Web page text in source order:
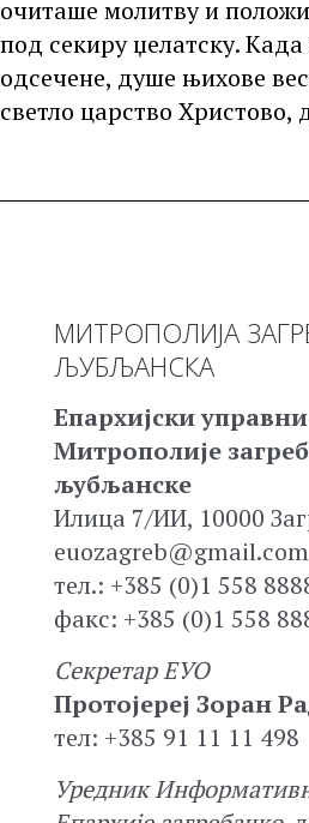
очиташе молитву и
под секиру џелатску. Када
одсечене, душе њихове
светло царство Христово,
МИТРОПОЛИЈА
ЉУБЉАНСКА
Епархијски
Митрополије
љубљанске
Илица 7/ИИ, 10000
euozagreb@gmail.com
тел.: +385 (0)1 558
факс: +385 (0)1 558
Секретар ЕУО
Протојереј Зоран
тел: +385 91 11 11 498
Уредник